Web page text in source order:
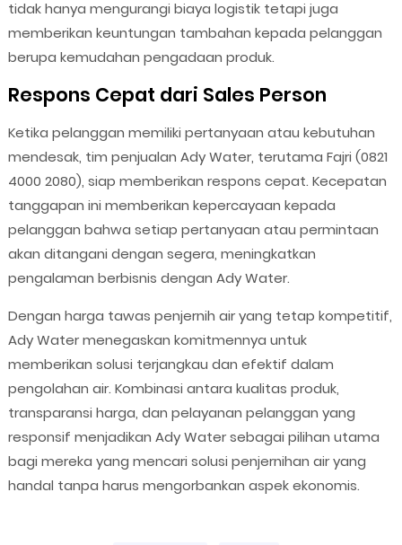
tidak hanya mengurangi biaya logistik tetapi juga
memberikan keuntungan tambahan kepada pelanggan
berupa kemudahan pengadaan produk.
Respons Cepat dari Sales Person
Ketika pelanggan memiliki pertanyaan atau kebutuhan
mendesak, tim penjualan Ady Water, terutama Fajri (0821
4000 2080), siap memberikan respons cepat. Kecepatan
tanggapan ini memberikan kepercayaan kepada
pelanggan bahwa setiap pertanyaan atau permintaan
akan ditangani dengan segera, meningkatkan
pengalaman berbisnis dengan Ady Water.
Dengan harga tawas penjernih air yang tetap kompetitif,
Ady Water menegaskan komitmennya untuk
memberikan solusi terjangkau dan efektif dalam
pengolahan air. Kombinasi antara kualitas produk,
transparansi harga, dan pelayanan pelanggan yang
responsif menjadikan Ady Water sebagai pilihan utama
bagi mereka yang mencari solusi penjernihan air yang
handal tanpa harus mengorbankan aspek ekonomis.